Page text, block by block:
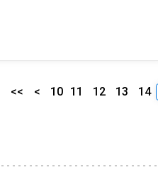
<< < 10 11 12 13 14